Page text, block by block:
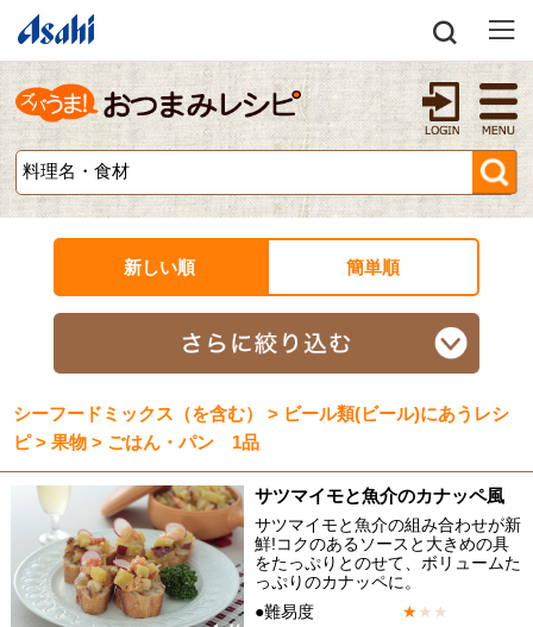
新しい順 簡単順
シーフードミックス（を含む） > ビール類(ビール)にあうレシ
ピ > 果物 > ごはん・パン 1品
サツマイモと魚介のカナッペ風
サツマイモと魚介の組み合わせが新
鮮!コクのあるソースと大きめの具
をたっぷりとのせて、ボリュームた
っぷりのカナッペに。
●難易度
★★ ★